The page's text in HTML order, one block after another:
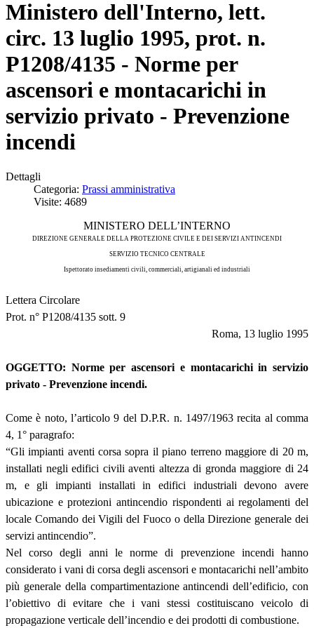
Ministero dell'Interno, lett.
circ. 13 luglio 1995, prot. n.
P1208/4135 - Norme per
ascensori e montacarichi in
servizio privato - Prevenzione
incendi
Dettagli
Categoria: Prassi amministrativa
Visite: 4689
MINISTERO DELL’INTERNO
DIREZIONE GENERALE DELLA PROTEZIONE CIVILE E DEI SERVIZI ANTINCENDI
SERVIZIO TECNICO CENTRALE
Ispettorato insediamenti civili, commerciali, artigianali ed industriali
Lettera Circolare
Prot. n° P1208/4135 sott. 9
Roma, 13 luglio 1995
OGGETTO: Norme per ascensori e montacarichi in servizio
privato - Prevenzione incendi.
Come è noto, l’articolo 9 del D.P.R. n. 1497/1963 recita al comma
4, 1° paragrafo:
“Gli impianti aventi corsa sopra il piano terreno maggiore di 20 m,
installati negli edifici civili aventi altezza di gronda maggiore di 24
m, e gli impianti installati in edifici industriali devono avere
ubicazione e protezioni antincendio rispondenti ai regolamenti del
locale Comando dei Vigili del Fuoco o della Direzione generale dei
servizi antincendio”.
Nel corso degli anni le norme di prevenzione incendi hanno
considerato i vani di corsa degli ascensori e montacarichi nell’ambito
più generale della compartimentazione antincendi dell’edificio, con
l’obiettivo di evitare che i vani stessi costituiscano veicolo di
propagazione verticale dell’incendio e dei prodotti di combustione.